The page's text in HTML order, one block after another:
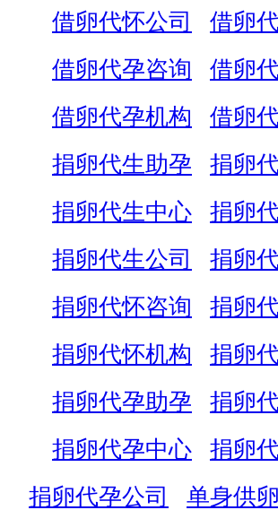
借卵代怀公司
借卵
借卵代孕咨询
借卵
借卵代孕机构
借卵
捐卵代生助孕
捐卵
捐卵代生中心
捐卵
捐卵代生公司
捐卵
捐卵代怀咨询
捐卵
捐卵代怀机构
捐卵
捐卵代孕助孕
捐卵
捐卵代孕中心
捐卵
捐卵代孕公司
单身供